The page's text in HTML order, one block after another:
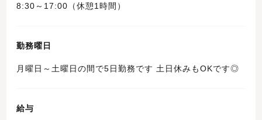
8:30～17:00（休憩1時間）
勤務曜日
月曜日～土曜日の間で5日勤務です 土日休みもOKです◎
給与